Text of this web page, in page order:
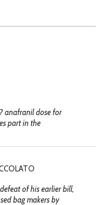
anafranil dose for
part in the
of his earlier bill,
bag makers by